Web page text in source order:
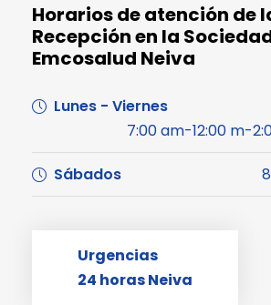
Horarios de atención de
Recepción en la
Emcosalud Neiva
Lunes - Viernes
7:00 am-12:00 m-
Sábados
Urgencias
24 horas Neiva